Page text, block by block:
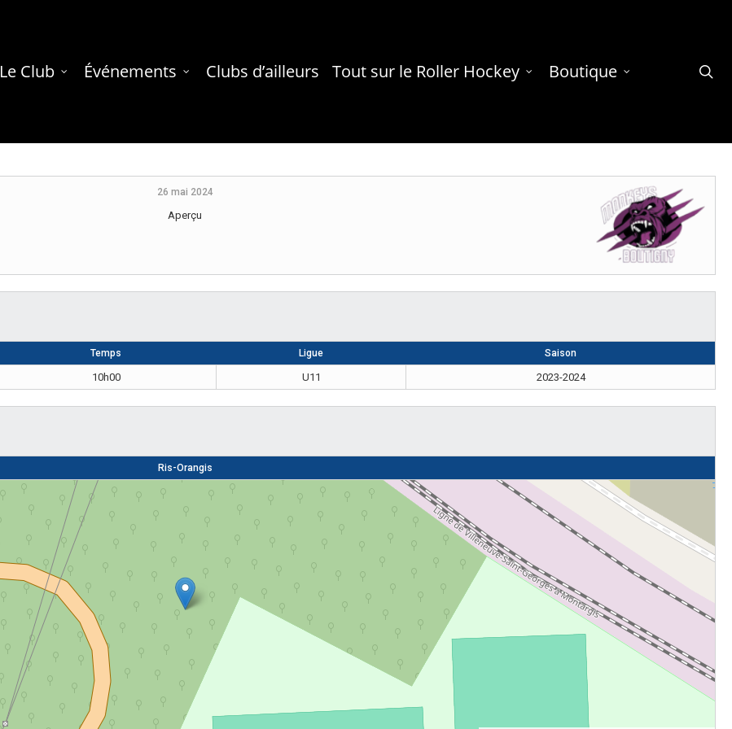
Le Club Événements Clubs d’ailleurs Tout sur le Roller Hockey Boutique
26 mai 2024
Aperçu
Temps Ligue Saison
10h00 U11 2023-2024
Ris-Orangis